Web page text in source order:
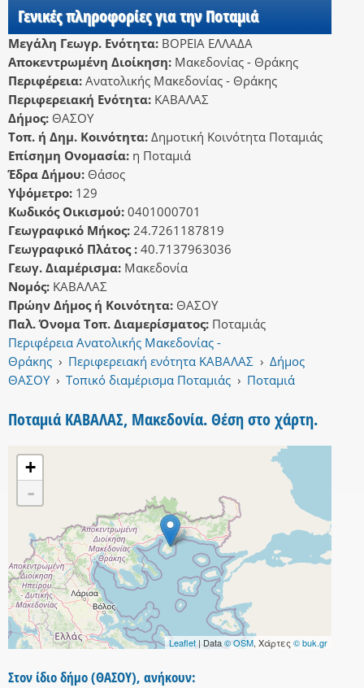
Γενικές πληροφορίες για την Ποταμιά
Μεγάλη Γεωγρ. Ενότητα: ΒΟΡΕΙΑ ΕΛΛΑΔΑ
Αποκεντρωμένη Διοίκηση: Μακεδονίας - Θράκης
Περιφέρεια: Ανατολικής Μακεδονίας - Θράκης
Περιφερειακή Ενότητα: ΚΑΒΑΛΑΣ
Δήμος: ΘΑΣΟΥ
Τοπ. ή Δημ. Κοινότητα: Δημοτική Κοινότητα Ποταμιάς
Επίσημη Ονομασία: η Ποταμιά
Έδρα Δήμου: Θάσος
Υψόμετρο: 129
Κωδικός Οικισμού: 0401000701
Γεωγραφικό Μήκος: 24.7261187819
Γεωγραφικό Πλάτος : 40.7137963036
Γεωγ. Διαμέρισμα: Μακεδονία
Νομός: ΚΑΒΑΛΑΣ
Πρώην Δήμος ή Κοινότητα: ΘΑΣΟΥ
Παλ. Όνομα Τοπ. Διαμερίσματος: Ποταμιάς
Περιφέρεια Ανατολικής Μακεδονίας -
Θράκης › Περιφερειακή ενότητα ΚΑΒΑΛΑΣ › Δήμος
ΘΑΣΟΥ › Τοπικό διαμέρισμα Ποταμιάς › Ποταμιά
Ποταμιά ΚΑΒΑΛΑΣ, Μακεδονία. Θέση στο χάρτη.
+
-
Leaflet | Data© OSM, Χάρτες © buk.gr
Στον ίδιο δήμο (ΘΑΣΟΥ), ανήκουν: